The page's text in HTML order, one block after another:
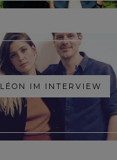
LÉON IM INTERVIEW